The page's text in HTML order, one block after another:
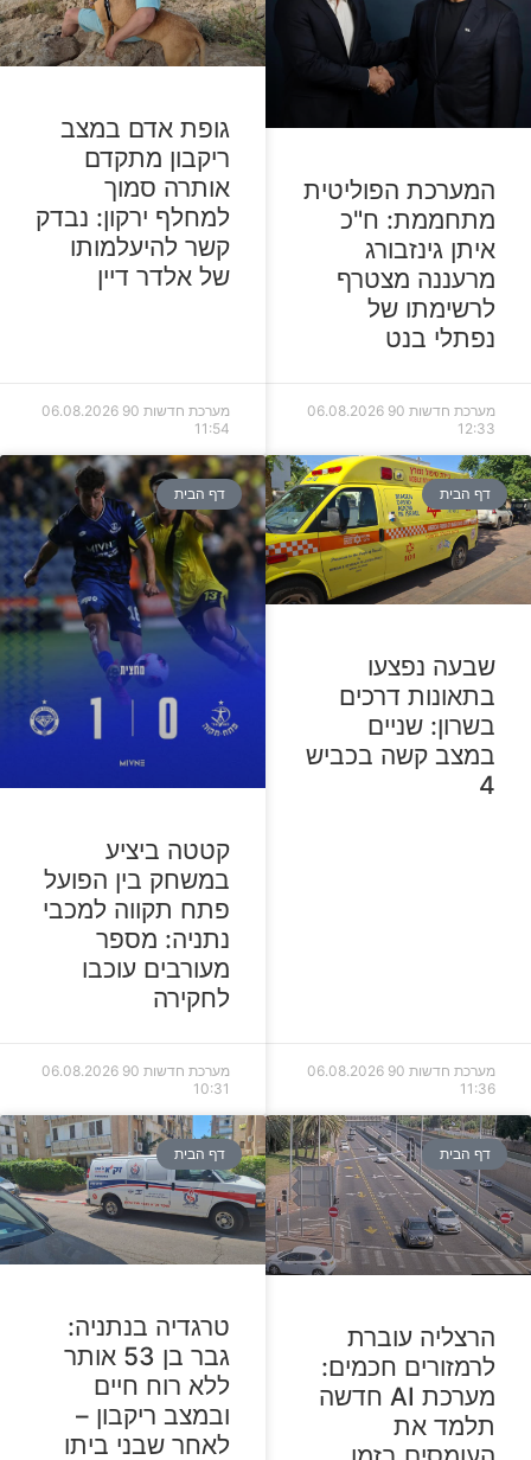
המערכת הפוליטית
מתחממת: ח"כ
איתן גינזבורג
מרעננה מצטרף
לרשימתו של
נפתלי בנט
מערכת חדשות 90
06.08.2026
12:33
גופת אדם במצב
ריקבון מתקדם
אותרה סמוך
למחלף ירקון: נבדק
קשר להיעלמותו
של אלדר דיין
מערכת חדשות 90
06.08.2026
11:54
דף הבית
שבעה נפצעו
בתאונות דרכים
בשרון: שניים
במצב קשה בכביש
4
מערכת חדשות 90
06.08.2026
11:36
דף הבית
קטטה ביציע
במשחק בין הפועל
פתח תקווה למכבי
נתניה: מספר
מעורבים עוכבו
לחקירה
מערכת חדשות 90
06.08.2026
10:31
דף הבית
הרצליה עוברת
לרמזורים חכמים:
מערכת AI חדשה
תלמד את
דף הבית
טרגדיה בנתניה:
גבר בן 53 אותר
ללא רוח חיים
ובמצב ריקבון –
לאחר שבני ביתו